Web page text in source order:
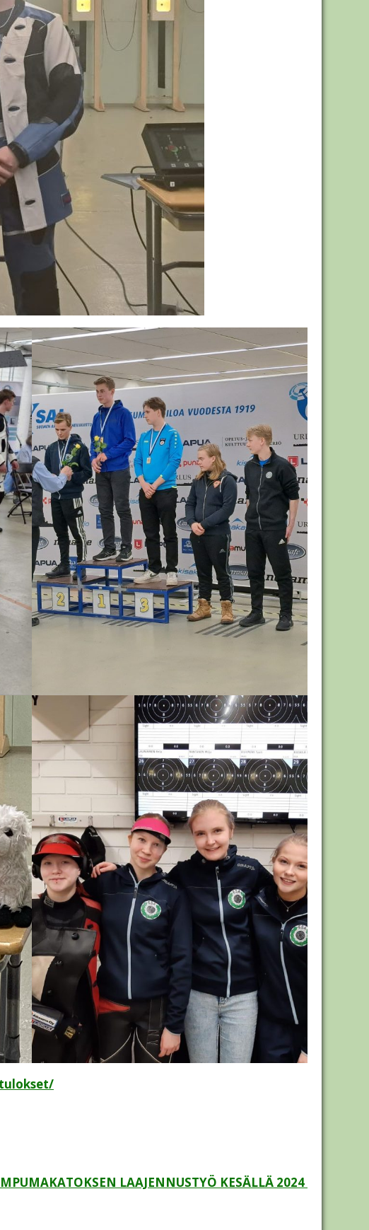
LAAJENNUSTYÖ KESÄLLÄ 2024